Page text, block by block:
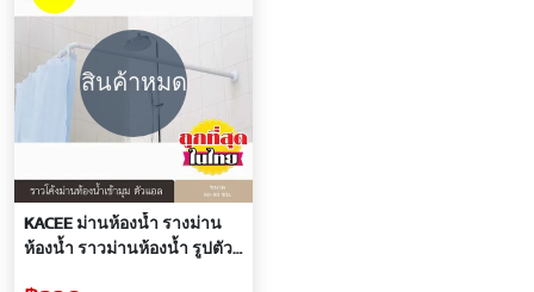
สินค้าหมด
KACEE ม่านห้องน้ำ รางม่าน
ห้องน้ำ ราวม่านห้องน้ำ รูปตัว